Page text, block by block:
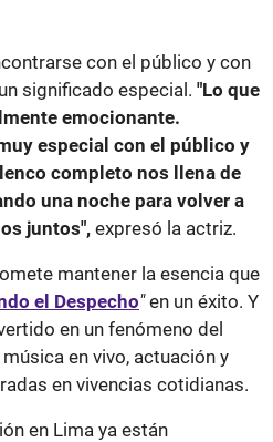
con el público y con
significado especial. "Lo que
emocionante.
especial con el público y
completo nos llena de
una noche para volver a
juntos", expresó la actriz.
mantener la esencia que
el Despecho"en un éxito. Y
en un fenómeno del
en vivo, actuación y
en vivencias cotidianas.
en Lima ya están